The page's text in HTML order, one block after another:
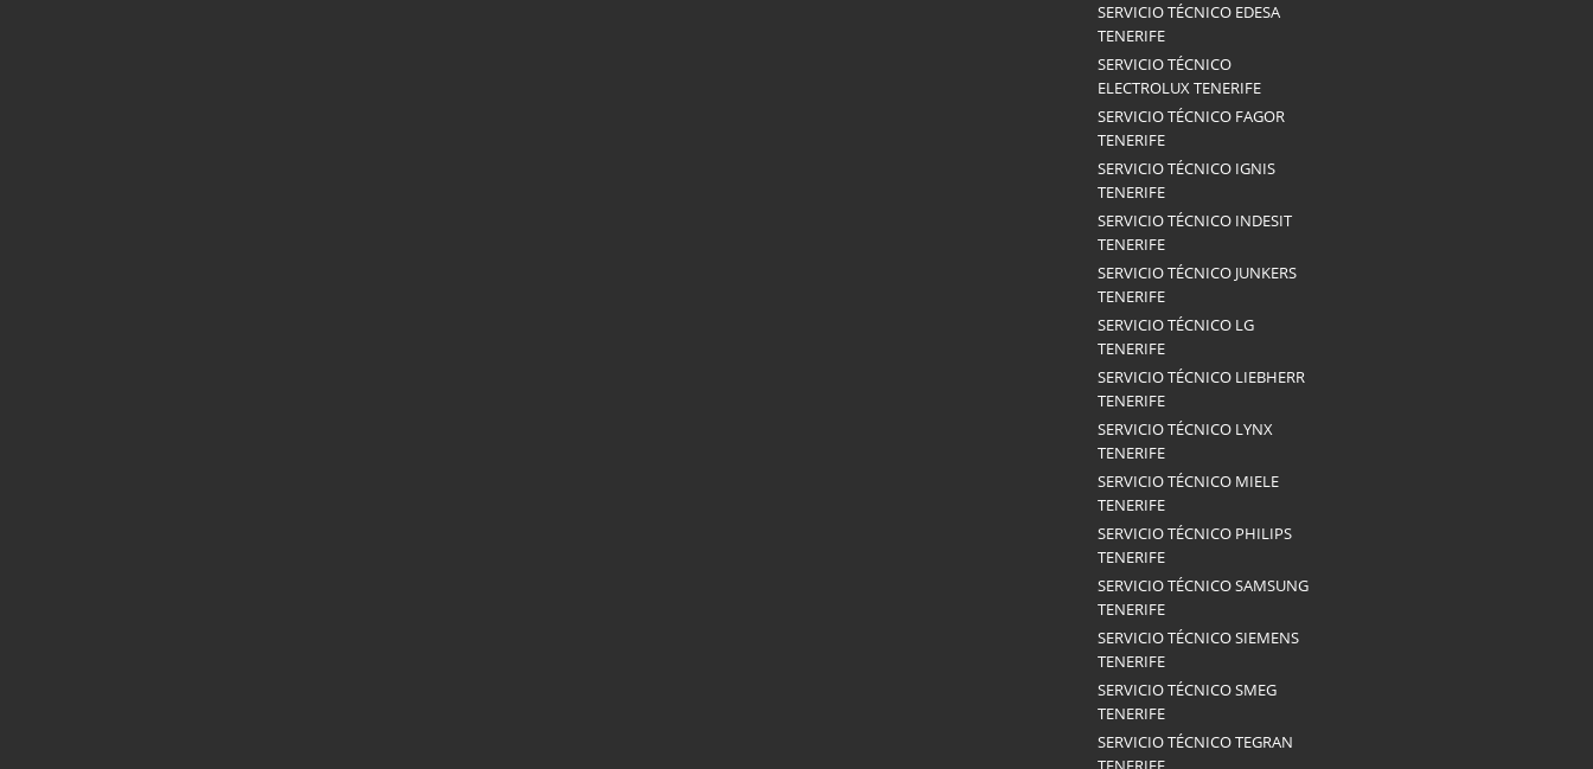
SERVICIO TÉCNICO EDESA
TENERIFE
SERVICIO TÉCNICO
ELECTROLUX TENERIFE
SERVICIO TÉCNICO FAGOR
TENERIFE
SERVICIO TÉCNICO IGNIS
TENERIFE
SERVICIO TÉCNICO INDESIT
TENERIFE
SERVICIO TÉCNICO JUNKERS
TENERIFE
SERVICIO TÉCNICO LG
TENERIFE
SERVICIO TÉCNICO LIEBHERR
TENERIFE
SERVICIO TÉCNICO LYNX
TENERIFE
SERVICIO TÉCNICO MIELE
TENERIFE
SERVICIO TÉCNICO PHILIPS
TENERIFE
SERVICIO TÉCNICO SAMSUNG
TENERIFE
SERVICIO TÉCNICO SIEMENS
TENERIFE
SERVICIO TÉCNICO SMEG
TENERIFE
SERVICIO TÉCNICO TEGRAN